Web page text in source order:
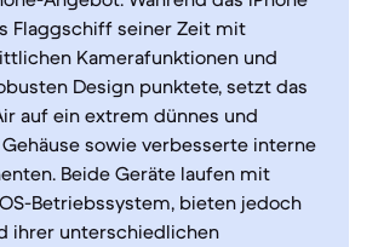
Flaggschiff seiner Zeit mit
Kamerafunktionen und
Design punktete, setzt das
auf ein extrem dünnes und
sowie verbesserte interne
Beide Geräte laufen mit
Betriebssystem, bieten jedoch
ihrer unterschiedlichen